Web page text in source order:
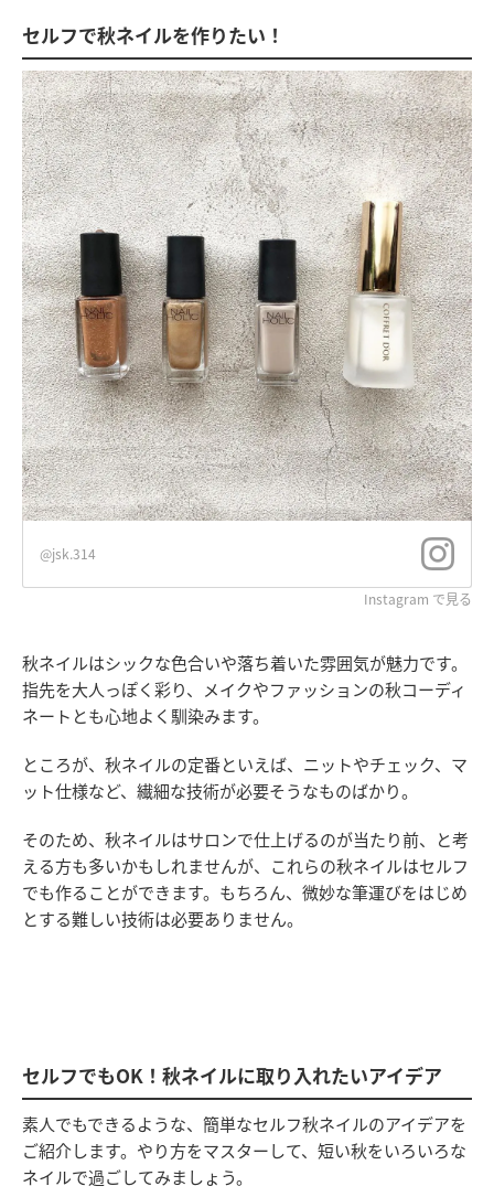
セルフで秋ネイルを作りたい！
@jsk.314
Instagram で見る
秋ネイルはシックな色合いや落ち着いた雰囲気が魅力です。
指先を大人っぽく彩り、メイクやファッションの秋コーディ
ネートとも心地よく馴染みます。
ところが、秋ネイルの定番といえば、ニットやチェック、マ
ット仕様など、繊細な技術が必要そうなものばかり。
そのため、秋ネイルはサロンで仕上げるのが当たり前、と考
える方も多いかもしれませんが、これらの秋ネイルはセルフ
でも作ることができます。もちろん、微妙な筆運びをはじめ
とする難しい技術は必要ありません。
セルフでもOK！秋ネイルに取り入れたいアイデア
素人でもできるような、簡単なセルフ秋ネイルのアイデアを
ご紹介します。やり方をマスターして、短い秋をいろいろな
ネイルで過ごしてみましょう。